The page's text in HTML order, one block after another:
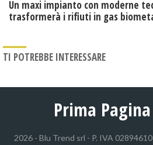
Un maxi impianto con moderne
trasformerà i rifiuti in gas
TI POTREBBE INTERESSARE
Prima
2026 - Blu Trend srl - P. IVA